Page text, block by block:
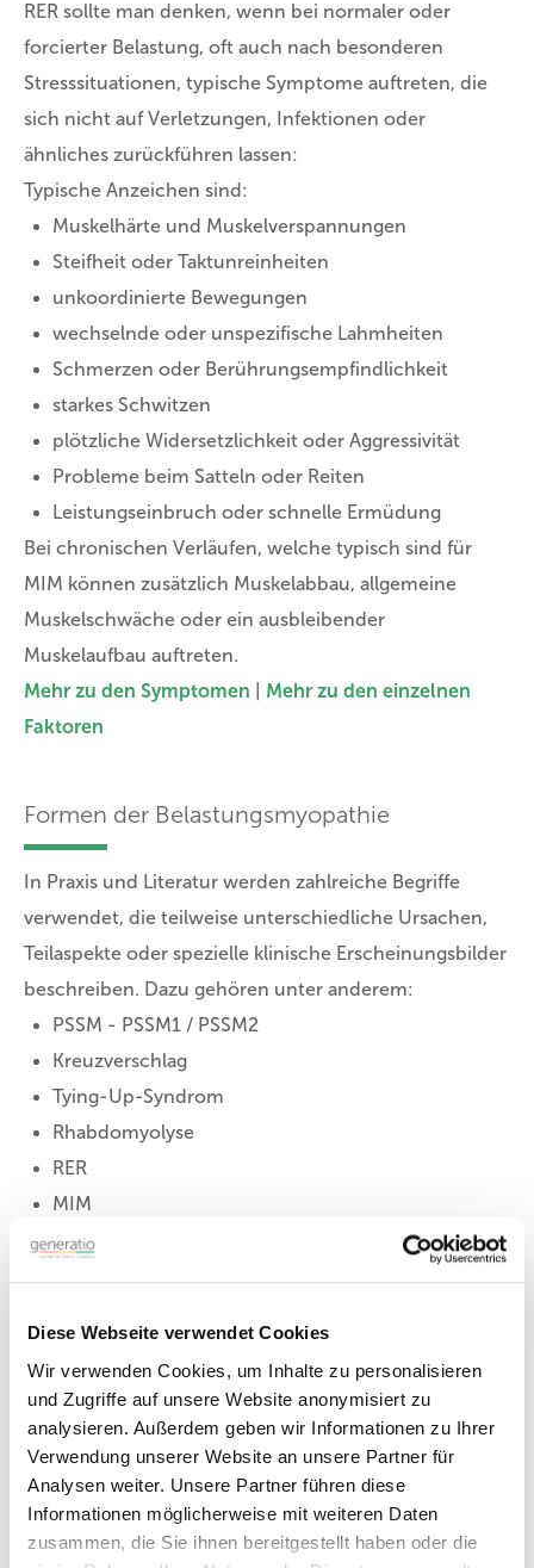
Diese Webseite verwendet Cookies
Wir verwenden Cookies, um Inhalte zu personalisieren
und Zugriffe auf unsere Website anonymisiert zu
analysieren. Außerdem geben wir Informationen zu Ihrer
Verwendung unserer Website an unsere Partner für
Analysen weiter. Unsere Partner führen diese
Informationen möglicherweise mit weiteren Daten
zusammen, die Sie ihnen bereitgestellt haben oder die
RER sollte man denken, wenn bei normaler oder
forcierter Belastung, oft auch nach besonderen
Stresssituationen, typische Symptome auftreten, die
sich nicht auf Verletzungen, Infektionen oder
ähnliches zurückführen lassen:
Typische Anzeichen sind:
Muskelhärte und Muskelverspannungen
Steifheit oder Taktunreinheiten
unkoordinierte Bewegungen
wechselnde oder unspezifische Lahmheiten
Schmerzen oder Berührungsempfindlichkeit
starkes Schwitzen
plötzliche Widersetzlichkeit oder Aggressivität
Probleme beim Satteln oder Reiten
Leistungseinbruch oder schnelle Ermüdung
Bei chronischen Verläufen, welche typisch sind für
MIM können zusätzlich Muskelabbau, allgemeine
Muskelschwäche oder ein ausbleibender
Muskelaufbau auftreten.
Mehr zu den Symptomen
Mehr zu den einzelnen
Faktoren
Formen der Belastungsmyopathie
In Praxis und Literatur werden zahlreiche Begriffe
verwendet, die teilweise unterschiedliche Ursachen,
Teilaspekte oder spezielle klinische Erscheinungsbilder
beschreiben. Dazu gehören unter anderem:
PSSM - PSSM1 / PSSM2
Kreuzverschlag
Tying-Up-Syndrom
Rhabdomyolyse
RER
MIM
Monday Morning Disease
Einteilung der Belastungsmyopathien nach dem
Wirkmechanismus:
PSSM